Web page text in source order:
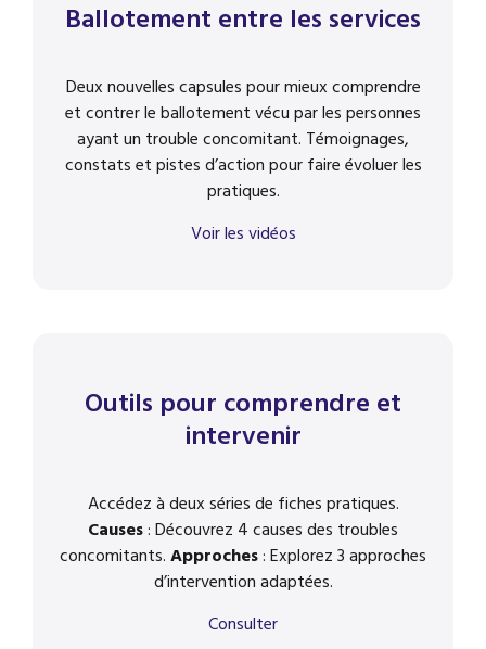
Ballotement entre les services
Deux nouvelles capsules pour mieux comprendre
et contrer le ballotement vécu par les personnes
ayant un trouble concomitant. Témoignages,
constats et pistes d’action pour faire évoluer les
pratiques.
Voir les vidéos
Outils pour comprendre et
intervenir
Accédez à deux séries de fiches pratiques.
Causes: Découvrez 4 causes des troubles
concomitants. Approches: Explorez 3 approches
d’intervention adaptées.
Consulter